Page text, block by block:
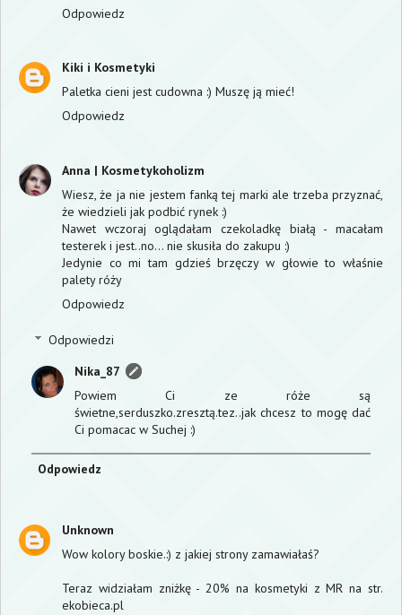
Odpowiedz
Kiki i Kosmetyki
Paletka cieni jest cudowna :) Muszę ją mieć!
Odpowiedz
Anna | Kosmetykoholizm
Wiesz, że ja nie jestem fanką tej marki ale trzeba przyznać,
że wiedzieli jak podbić rynek :)
Nawet wczoraj oglądałam czekoladkę białą - macałam
testerek i jest..no... nie skusiła do zakupu :)
Jedynie co mi tam gdzieś brzęczy w głowie to właśnie
palety róży
Odpowiedz
Odpowiedzi
Nika_87
Powiem Ci ze róże są
świetne,serduszko.zresztą.tez..jak chcesz to mogę dać
Ci pomacac w Suchej :)
Odpowiedz
Unknown
Wow kolory boskie.:) z jakiej strony zamawiałaś?
Teraz widziałam zniżkę - 20% na kosmetyki z MR na str.
ekobieca.pl